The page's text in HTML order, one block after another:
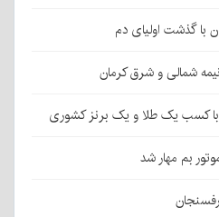
با گذشت اولیای دم
شمالی و شرق کرمان
کسب یک طلا و یک برنز کشوری
بم مهار شد